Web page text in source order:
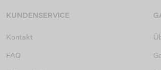
KUNDENSERVICE
Kontakt
FAQ